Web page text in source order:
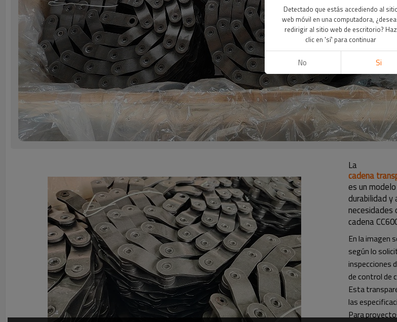
La
cadena
es un
durabilidad y
necesidades
cadena
En la imagen
según lo
inspecciones
de control de
Esta
las
Para
Detectado que estás accediendo al
web móvil en una computadora,
redirigir al sitio web de escritorio? Haz
clic en 'sí' para continuar
No Si